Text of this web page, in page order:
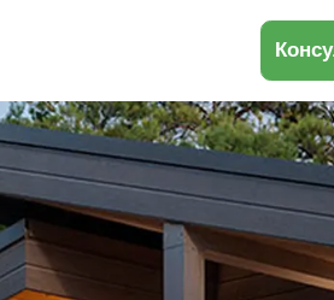
Консультация
Каркасные дома с 2
спальнями под ключ